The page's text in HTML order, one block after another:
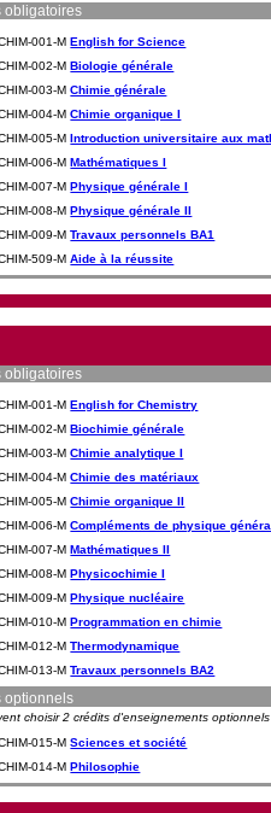
obligatoires
001-MEnglish for Science
002-MBiologie générale
003-MChimie générale
004-MChimie organique I
005-MIntroduction universitaire aux
006-MMathématiques I
007-MPhysique générale I
008-MPhysique générale II
009-MTravaux personnels BA1
509-MAide à la réussite
obligatoires
001-MEnglish for Chemistry
002-MBiochimie générale
003-MChimie analytique I
004-MChimie des matériaux
005-MChimie organique II
006-MCompléments de physique
007-MMathématiques II
008-MPhysicochimie I
009-MPhysique nucléaire
010-MProgrammation en chimie
012-MThermodynamique
013-MTravaux personnels BA2
optionnels
choisir 2 crédits d'enseignements optionnels
015-MSciences et société
014-MPhilosophie